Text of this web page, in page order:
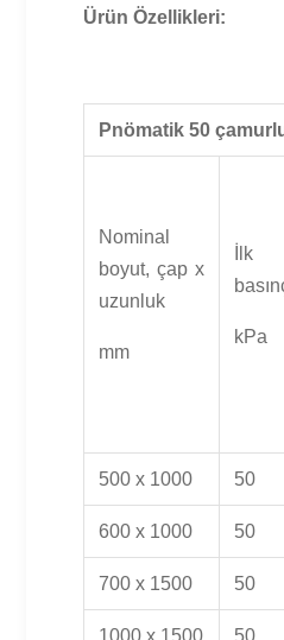
Ürün Özellikleri:
Pnömatik 50
Nominal
boyut, çap x
uzunluk
mm
kPa
500 x 1000 50
600 x 1000 50
700 x 1500 50
1000 x 1500 50